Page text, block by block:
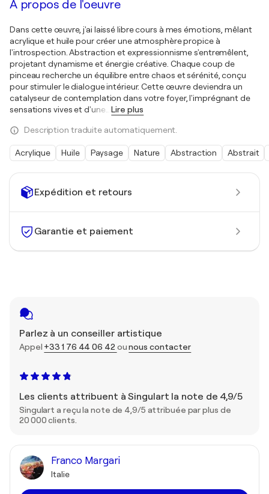
Expédition et retours
Garantie et paiement
Parlez à un conseiller artistique
Appel +33 1 76 44 06 42 ounous contacter
Les clients attribuent à Singulart la note de 4,9/5
Singulart a reçu la note de 4,9/5 attribuée par plus de
20 000 clients.
Franco Margari
Italie
À propos de l'oeuvre
Dans cette œuvre, j'ai laissé libre cours à mes émotions, mêlant
acrylique et huile pour créer une atmosphère propice à
l'introspection. Abstraction et expressionnisme s'entremêlent,
projetant dynamisme et énergie créative. Chaque coup de
pinceau recherche un équilibre entre chaos et sérénité, conçu
pour stimuler le dialogue intérieur. Cette œuvre deviendra un
catalyseur de contemplation dans votre foyer, l'imprégnant de
sensations vives et d'une
Lire plus
Description traduite automatiquement.
Acrylique Huile Paysage Nature Abstraction Abstrait